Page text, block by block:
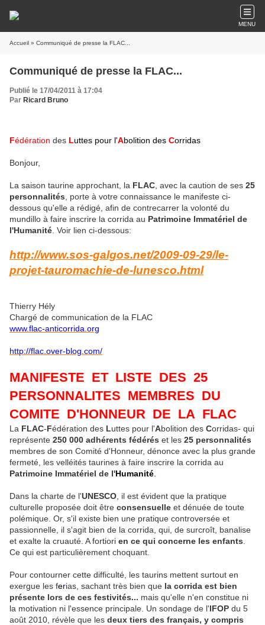
MENU
Accueil » Communiqué de presse la FLAC...
Communiqué de presse la FLAC...
Publié le 17/04/2011 à 17:04
Par Ricard Bruno
Fédération des Luttes pour l'Abolition des Corridas
Bonjour,
La saison taurine approchant, la FLAC , avec la caution de ses 25
personnalités , porte à votre connaissance le manifeste ci-
dessous qu'elle a rédigé, afin de contrecarrer la volonté du
mundillo à faire inscrire la corrida au Patrimoine Immatériel de
l'Humanité . Voir lien ci-dessous:
http://www.sos-galgos.net/2009-09-29/le-
projet-tauromachie-de-lunesco.html
Thierry Hély
Chargé de communication de la FLAC
www.flac-anticorrida.org
http://flac.over-blog.com/
MANIFESTE ET LISTE DES 25
PERSONNALITES MEMBRES DU
COMITE D'HONNEUR DE LA FLAC
La FLAC-Fédération des Luttes pour l'Abolition des Corridas- qui
représente 250 000 adhérents fédérés et les 25 personnalités
membres de son Comité d'Honneur, dénonce avec la plus grande
fermeté, les velléités taurines à faire inscrire la corrida au
Patrimoine Immatériel de l'Humanité
Dans la charte de l'UNESCO , il est évident que la pratique
culturelle proposée doit être consensuelle et dénuée de toute
polémique. Or, s'il existe bien une pratique controversée et
passionnelle, il s'agit bien de la corrida, qui, de surcroît, banalise
et exalte la cruauté. A fortiori en ce qui concerne les enfants
Ce qui est particulièrement choquant.
Pour contourner cette difficulté, les taurins mettent surtout en
exergue les ferias, sachant très bien que la corrida est bien
présente lors de ces festivités... mais qu'elle n'en constitue ni
la motivation ni l'essence principale. Un sondage de l'IFOP du 5
août 2010, révèle que les deux tiers des français, y compris